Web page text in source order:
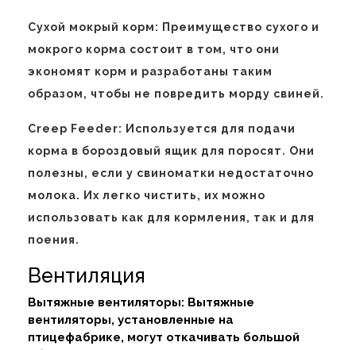
Сухой мокрый корм: Преимущество сухого и
мокрого корма состоит в том, что они
экономят корм и разработаны таким
образом, чтобы не повредить морду свиней.
Creep Feeder: Используется для подачи
корма в бороздовый ящик для поросят. Они
полезны, если у свиноматки недостаточно
молока. Их легко чистить, их можно
использовать как для кормления, так и для
поения.
Вентиляция
Вытяжные вентиляторы: Вытяжные
вентиляторы, установленные на
птицефабрике, могут откачивать большой